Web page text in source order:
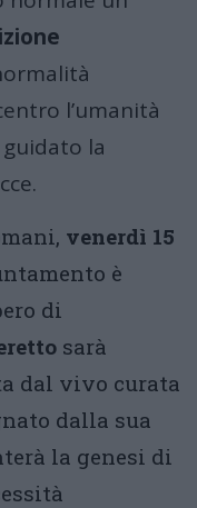
l’umanità
la
.
venerdì 15
è
di
sarà
dal vivo curata
dalla sua
la genesi di